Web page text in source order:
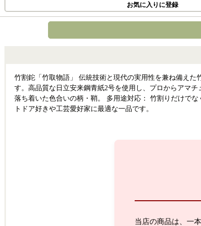
お気に入りに登録
竹割鉈「竹取物語」 伝統技術と現代の実用性を兼ね備え
す。高品質な日立安来鋼青紙2号を使用し、プロからアマ
落ち着いた色合いの柄・鞘。 多用途対応： 竹割りだけで
トドア好きや工芸愛好家に最適な一品です。
当店の商品は、一